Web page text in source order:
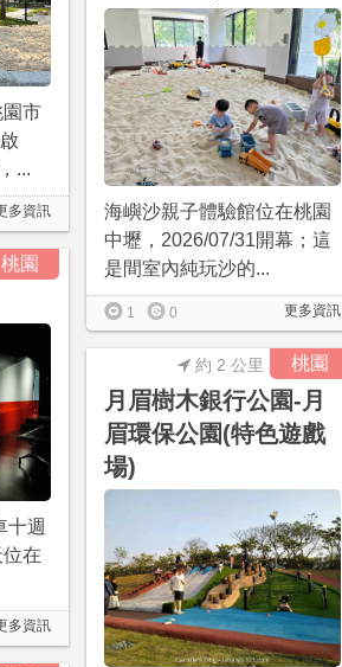
市
...
多資訊
海嶼沙親子體驗館位在桃園
中壢，2026/07/31開幕；這
是間室內純玩沙的...
更多資訊
1 0
桃園
十週
在
多資訊
桃園
約 2 公里
月眉樹木銀行公園-月
眉環保公園(特色遊戲
場)